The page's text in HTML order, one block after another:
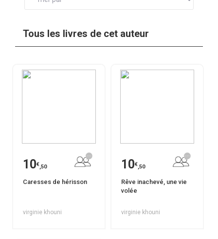
Tous les livres de cet auteur
10€,50
Caresses de hérisson
virginie khouni
10€,50
Rêve inachevé, une vie
volée
virginie khouni